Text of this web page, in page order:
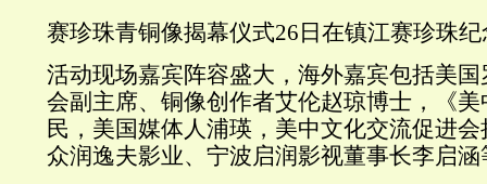
赛珍珠青铜像揭幕仪式26日在镇江赛珍珠
活动现场嘉宾阵容盛大，海外嘉宾包括美
会副主席、铜像创作者艾伦赵琼博士，《
民，美国媒体人浦瑛，美中文化交流促进
众润逸夫影业、宁波启润影视董事长李启涵